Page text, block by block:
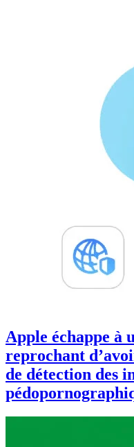
Apple échappe à
reprochant
de détection des